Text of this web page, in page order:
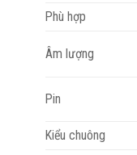
Phù hợp
Âm lượng
Pin
Kiểu chuông